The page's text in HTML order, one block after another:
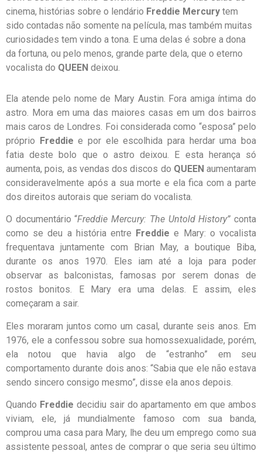
cinema, histórias sobre o lendário Freddie Mercury tem
sido contadas não somente na película, mas também muitas
curiosidades tem vindo a tona. E uma delas é sobre a dona
da fortuna, ou pelo menos, grande parte dela, que o eterno
vocalista do QUEEN deixou.
Ela atende pelo nome de Mary Austin. Fora amiga íntima do
astro. Mora em uma das maiores casas em um dos bairros
mais caros de Londres. Foi considerada como “esposa” pelo
próprio Freddie e por ele escolhida para herdar uma boa
fatia deste bolo que o astro deixou. E esta herança só
aumenta, pois, as vendas dos discos do QUEENaumentaram
consideravelmente após a sua morte e ela fica com a parte
dos direitos autorais que seriam do vocalista.
O documentário “Freddie Mercury: The Untold History”conta
como se deu a história entre Freddie e Mary: o vocalista
frequentava juntamente com Brian May, a boutique Biba,
durante os anos 1970. Eles iam até a loja para poder
observar as balconistas, famosas por serem donas de
rostos bonitos. E Mary era uma delas. E assim, eles
começaram a sair.
Eles moraram juntos como um casal, durante seis anos. Em
1976, ele a confessou sobre sua homossexualidade, porém,
ela notou que havia algo de “estranho” em seu
comportamento durante dois anos: “Sabia que ele não estava
sendo sincero consigo mesmo”, disse ela anos depois.
Quando Freddie decidiu sair do apartamento em que ambos
viviam, ele, já mundialmente famoso com sua banda,
comprou uma casa para Mary, lhe deu um emprego como sua
assistente pessoal, antes de comprar o que seria seu último